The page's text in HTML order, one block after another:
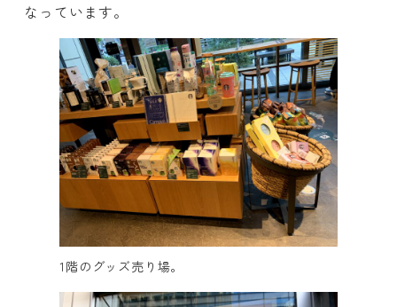
なっています。
1階のグッズ売り場。